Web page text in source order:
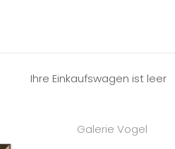
Ihre Einkaufswagen ist leer
Galerie Vogel